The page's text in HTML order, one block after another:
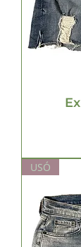
USÓ